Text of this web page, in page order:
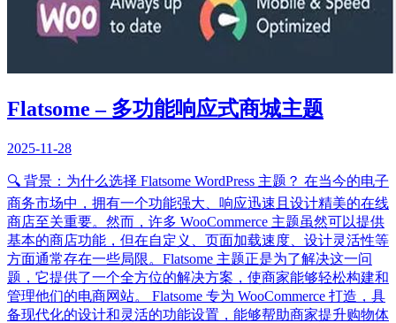
Flatsome – 多功能响应式商城主题
2025-11-28
🔍 背景：为什么选择 Flatsome WordPress 主题？ 在当今的电子
商务市场中，拥有一个功能强大、响应迅速且设计精美的在线
商店至关重要。然而，许多 WooCommerce 主题虽然可以提供
基本的商店功能，但在自定义、页面加载速度、设计灵活性等
方面通常存在一些局限。Flatsome 主题正是为了解决这一问
题，它提供了一个全方位的解决方案，使商家能够轻松构建和
管理他们的电商网站。 Flatsome 专为 WooCommerce 打造，具
备现代化的设计和灵活的功能设置，能够帮助商家提升购物体